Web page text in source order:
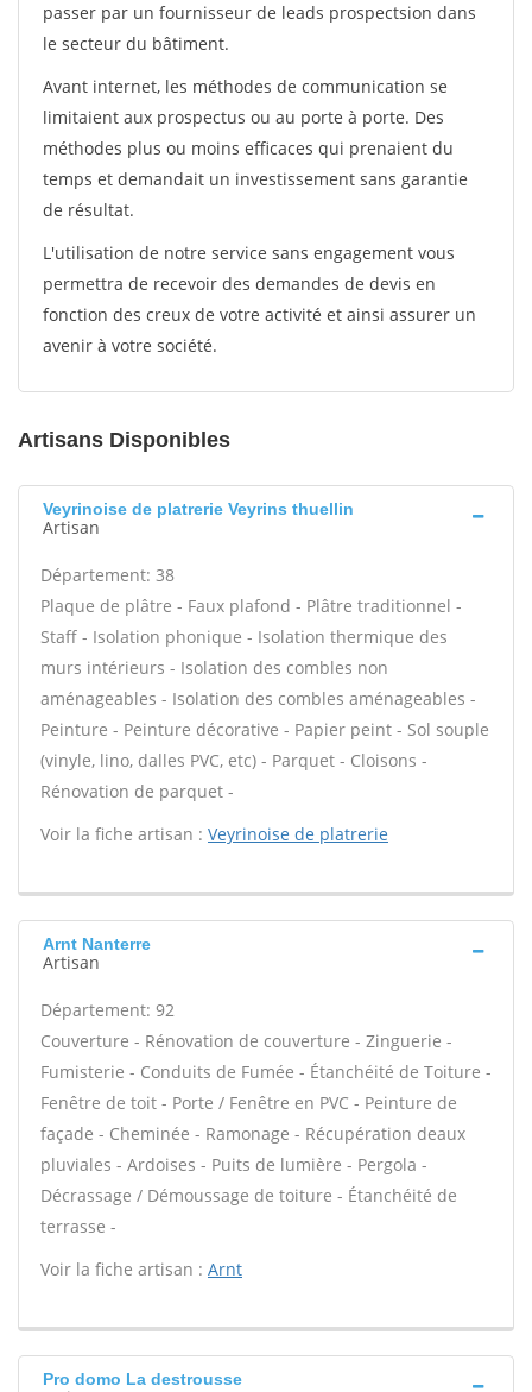
passer par un fournisseur de leads prospectsion dans
le secteur du bâtiment.
Avant internet, les méthodes de communication se
limitaient aux prospectus ou au porte à porte. Des
méthodes plus ou moins efficaces qui prenaient du
temps et demandait un investissement sans garantie
de résultat.
L'utilisation de notre service sans engagement vous
permettra de recevoir des demandes de devis en
fonction des creux de votre activité et ainsi assurer un
avenir à votre société.
Artisans Disponibles
Veyrinoise de platrerie Veyrins thuellin
Artisan
Département: 38
Plaque de plâtre - Faux plafond - Plâtre traditionnel -
Staff - Isolation phonique - Isolation thermique des
murs intérieurs - Isolation des combles non
aménageables - Isolation des combles aménageables -
Peinture - Peinture décorative - Papier peint - Sol souple
(vinyle, lino, dalles PVC, etc) - Parquet - Cloisons -
Rénovation de parquet -
Voir la fiche artisan : Veyrinoise de platrerie
Arnt Nanterre
Artisan
Département: 92
Couverture - Rénovation de couverture - Zinguerie -
Fumisterie - Conduits de Fumée - Étanchéité de Toiture -
Fenêtre de toit - Porte / Fenêtre en PVC - Peinture de
façade - Cheminée - Ramonage - Récupération deaux
pluviales - Ardoises - Puits de lumière - Pergola -
Décrassage / Démoussage de toiture - Étanchéité de
terrasse -
Voir la fiche artisan : Arnt
Pro domo La destrousse